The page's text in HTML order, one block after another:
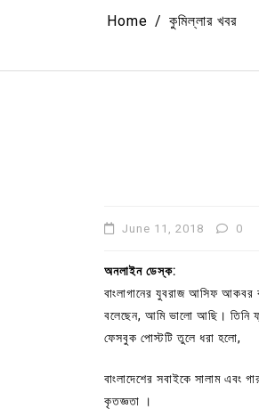
Home কুমিল্লার খবর
June 11, 2018 0
অনলাইন ডেস্ক:
বাংলাগানের যুবরাজ আসিফ আকবর
বলেছেন, আমি ভালো আছি। তিনি
ফেসবুক পোস্টটি তুলে ধরা হলো,
বাংলাদেশের সবাইকে সালাম এবং
কৃতজ্ঞতা ।